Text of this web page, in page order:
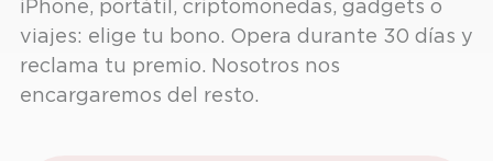
iPhone, portátil, criptomonedas, gadgets o
viajes: elige tu bono. Opera durante 30 días y
reclama tu premio. Nosotros nos
encargaremos del resto.